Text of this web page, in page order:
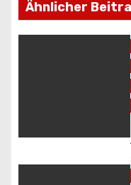
r
n
a
Ähnlicher